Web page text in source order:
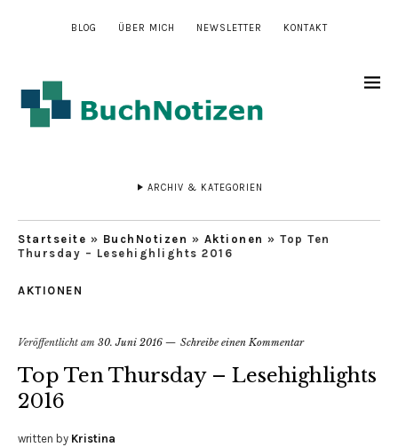
BLOG ÜBER MICH NEWSLETTER KONTAKT
ARCHIV & KATEGORIEN
Startseite » BuchNotizen » Aktionen » Top Ten
Thursday – Lesehighlights 2016
AKTIONEN
Veröffentlicht am 30. Juni 2016 Schreibe einen Kommentar
Top Ten Thursday – Lesehighlights
2016
written by Kristina